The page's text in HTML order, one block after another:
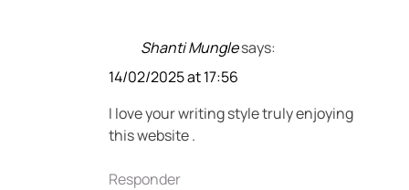
Shanti Munglesays:
14/02/2025 at 17:56
I love your writing style truly enjoying
this website .
Responder